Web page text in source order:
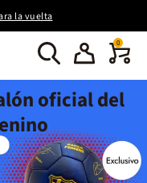
la vuelta
0
oficial del